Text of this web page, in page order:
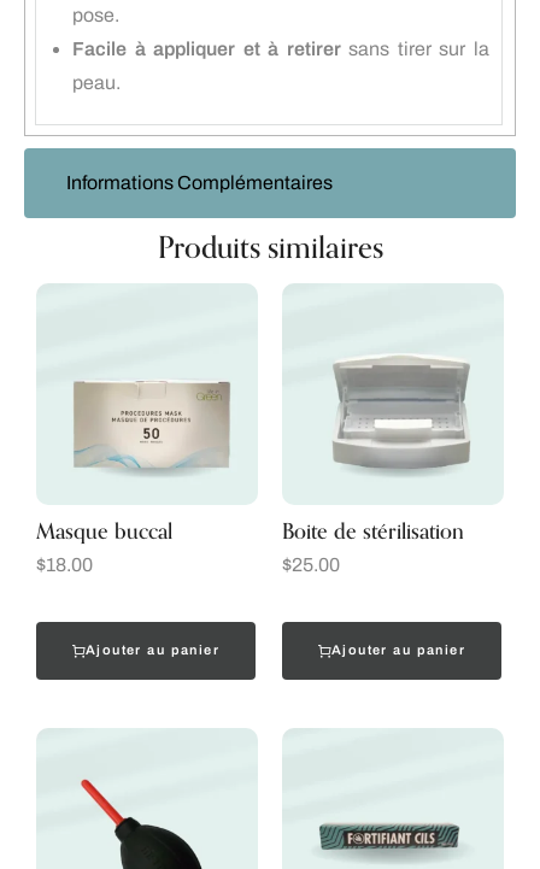
Informations Complémentaires
pose.
Facile à appliquer et à retirersans tirer sur la
peau.
Produits similaires
Masque buccal
$18.00
Ajouter au panier
Boite de stérilisation
$25.00
Ajouter au panier